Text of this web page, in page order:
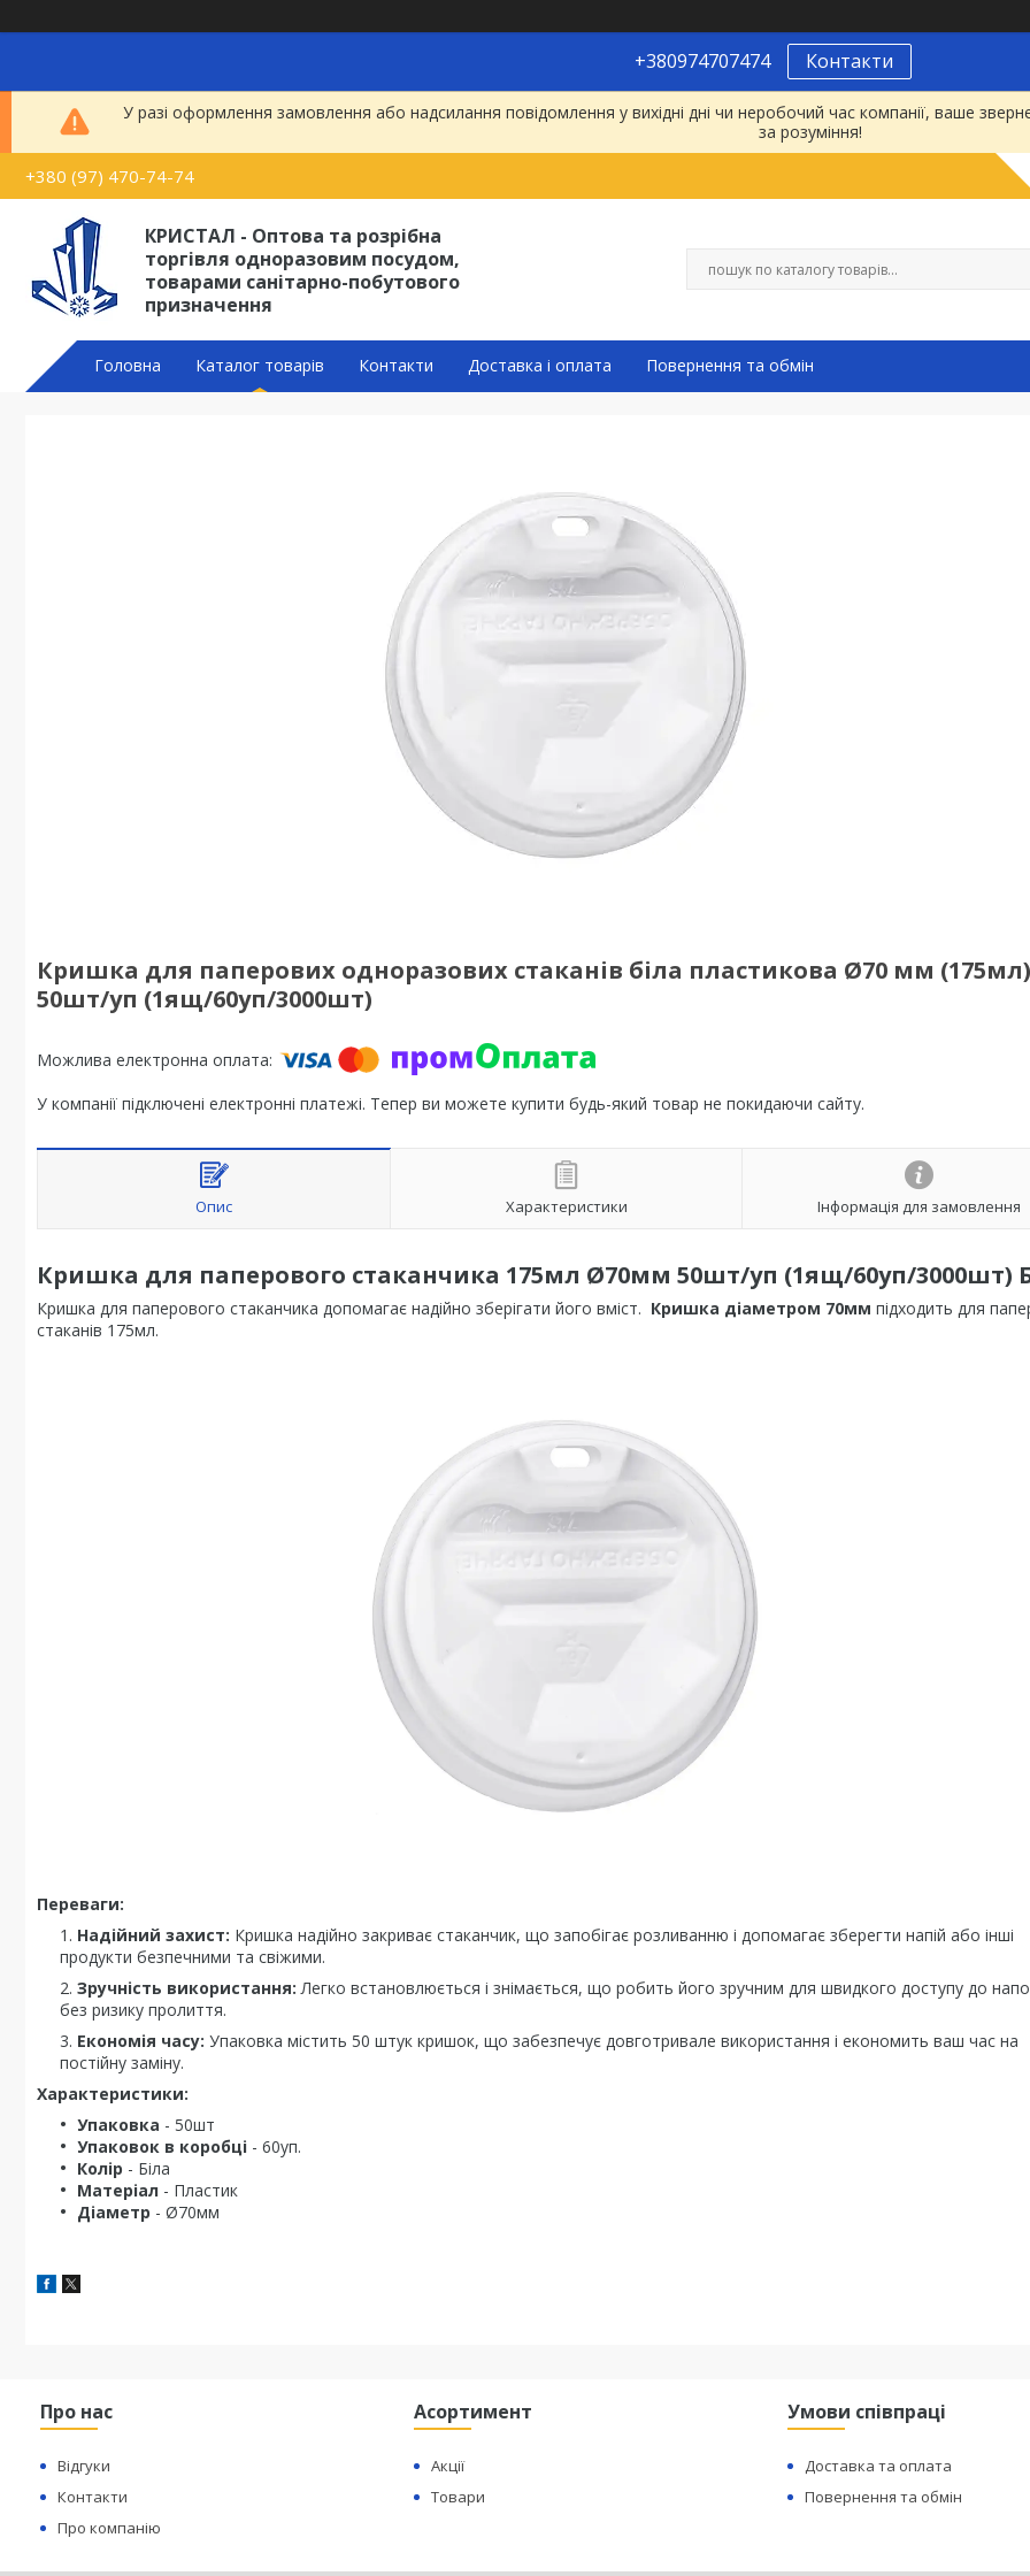
+380974707474 Контакти
У разі оформлення замовлення або надсилання повідомлення у вихідні дні чи неробочий час компанії, ваше
за розуміння!
+380 (97) 470-74-74
КРИСТАЛ - Оптова та розрібна
торгівля одноразовим посудом,
товарами санітарно-побутового
призначення
Головна Каталог товарів Контакти Доставка і оплата Повернення та обмін
Кришка для паперових одноразових стаканів біла пластикова Ø70 мм (175мл)
50шт/уп (1ящ/60уп/3000шт)
У компанії підключені електронні платежі. Тепер ви можете купити будь-який товар не покидаючи сайту.
Опис Характеристики Інформація для замовлення
Кришка для паперового стаканчика 175мл Ø70мм 50шт/уп (1ящ/60уп/3000шт)
Кришка для паперового стаканчика допомагає надійно зберігати його вміст. Кришка діаметром 70мм підходить для
стаканів 175мл.
Переваги:
Надійний захист: Кришка надійно закриває стаканчик, що запобігає розливанню і допомагає зберегти напій або інші
продукти безпечними та свіжими.
Зручність використання: Легко встановлюється і знімається, що робить його зручним для швидкого доступу до
без ризику пролиття.
Економія часу: Упаковка містить 50 штук кришок, що забезпечує довготривале використання і економить ваш час на
постійну заміну.
Характеристики:
Упаковка - 50шт
Упаковок в коробці - 60уп.
Колір - Біла
Матеріал - Пластик
Діаметр - Ø70мм
Про нас
Відгуки
Контакти
Про компанію
Асортимент
Акції
Товари
Умови співпраці
Доставка та оплата
Повернення та обмін